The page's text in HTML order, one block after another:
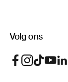
Volg ons